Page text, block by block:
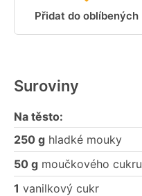
Přidat do oblíbených
Suroviny
Na těsto:
250 g hladké mouky
50 g moučkového cukru
1 vanilkový cukr